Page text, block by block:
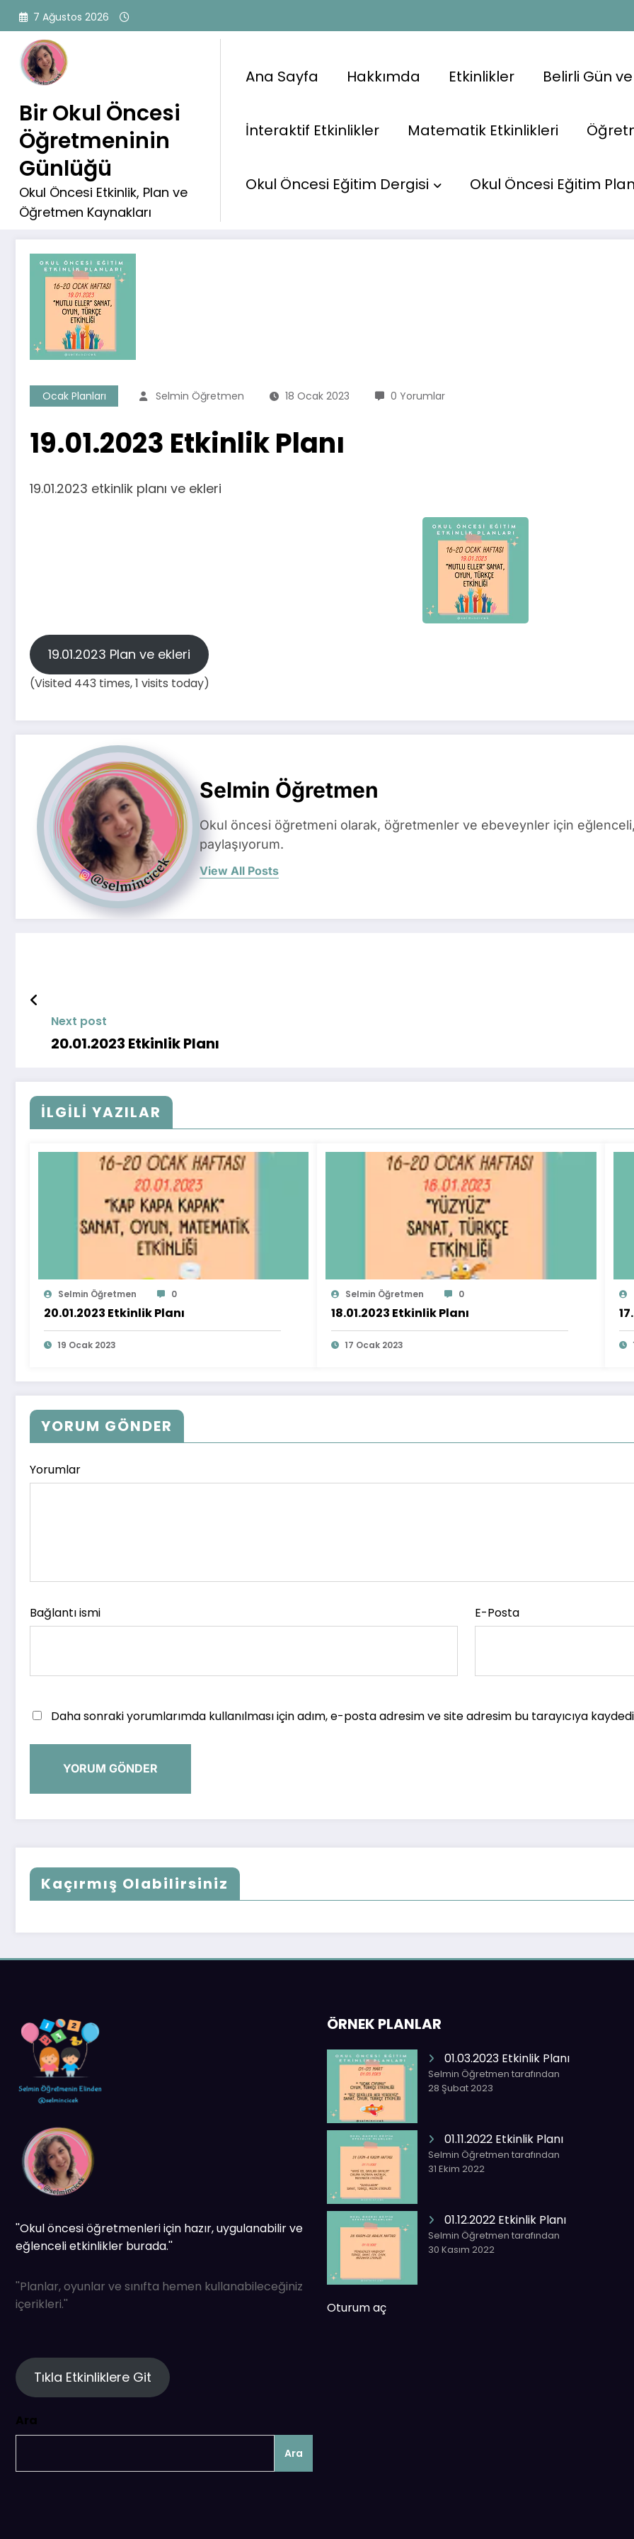
İçeriğe
atla
7 Ağustos 2026
Bir Okul Öncesi
Öğretmeninin
Günlüğü
Okul Öncesi Etkinlik, Plan ve
Öğretmen Kaynakları
Ana Sayfa Hakkımda Etkinlikler Belirli Gün
İnteraktif Etkinlikler Matematik Etkinlikleri
Okul Öncesi Eğitim Dergisi Okul Öncesi Eğitim
19.01.2023 Etkinlik Planı
Ocak Planları Selmin Öğretmen 18 Ocak 2023 0 Yorumlar
19.01.2023 Etkinlik Planı
19.01.2023 etkinlik planı ve ekleri
19.01.2023 Plan ve ekleri
(Visited 443 times, 1 visits today)
Selmin Öğretmen
Okul öncesi öğretmeni olarak, öğretmenler ve ebeveynler için
paylaşıyorum.
View All Posts
Next post
20.01.2023 Etkinlik Planı
İLGİLİ YAZILAR
Selmin Öğretmen 0
20.01.2023 Etkinlik Planı
19 Ocak 2023
Selmin Öğretmen 0
18.01.2023 Etkinlik Planı
17 Ocak 2023
YORUM GÖNDER
Yorumlar
Bağlantı ismi E-Posta
Daha sonraki yorumlarımda kullanılması için adım, e-posta adresim ve site adresim bu tarayıcıya
Kaçırmış Olabilirsiniz
''Okul öncesi öğretmenleri için hazır, uygulanabilir ve
eğlenceli etkinlikler burada.''
''Planlar, oyunlar ve sınıfta hemen kullanabileceğiniz
içerikleri.''
Tıkla Etkinliklere Git
Ara
Ara
ÖRNEK PLANLAR
01.03.2023 Etkinlik Planı
Selmin Öğretmen tarafından
28 Şubat 2023
01.11.2022 Etkinlik Planı
Selmin Öğretmen tarafından
31 Ekim 2022
01.12.2022 Etkinlik Planı
Selmin Öğretmen tarafından
30 Kasım 2022
Oturum aç